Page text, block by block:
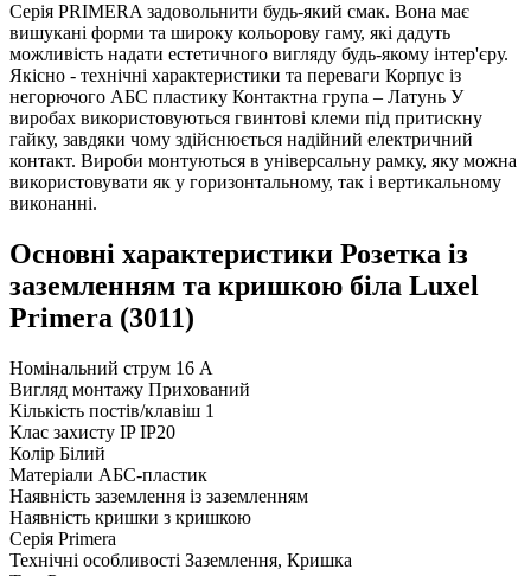
Серія PRIMERA задовольнити будь-який смак. Вона має
вишукані форми та широку кольорову гаму, які дадуть
можливість надати естетичного вигляду будь-якому інтер'єру.
Якісно - технічні характеристики та переваги Корпус із
негорючого АБС пластику Контактна група – Латунь У
виробах використовуються гвинтові клеми під притискну
гайку, завдяки чому здійснюється надійний електричний
контакт. Вироби монтуються в універсальну рамку, яку можна
використовувати як у горизонтальному, так і вертикальному
виконанні.
Основні характеристики Розетка із
заземленням та кришкою біла Luxel
Primera (3011)
Номінальний струм 16 А
Вигляд монтажу Прихований
Кількість постів/клавіш 1
Клас захисту IP IP20
Колір Білий
Матеріали АБС-пластик
Наявність заземлення із заземленням
Наявність кришки з кришкою
Серія Primera
Технічні особливості Заземлення, Кришка